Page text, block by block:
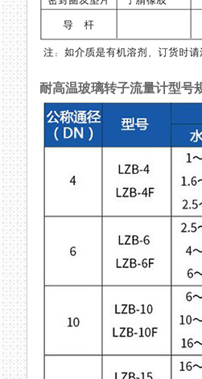
耐高温玻璃转子流量计型号